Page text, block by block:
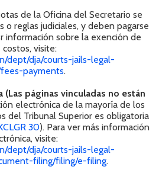
de la Oficina del Secretario se
reglas judiciales, y deben pagarse
información sobre la exención de
visite:
dept/dja/courts-jails-legal-
payments.
(Las páginas vinculadas no están
electrónica de la mayoría de los
del Tribunal Superior es obligatoria
30). Para ver más información
visite:
dept/dja/courts-jails-legal-
filing/filing/e-filing.